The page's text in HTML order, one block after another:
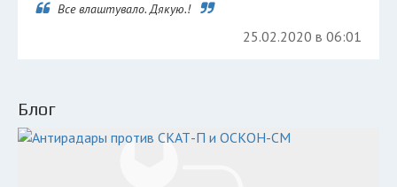
Все влаштувало. Дякую.!
25.02.2020 в 06:01
Блог